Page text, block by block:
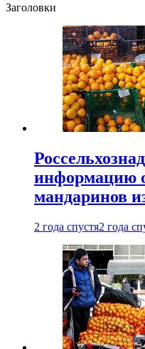
Заголовки
информацию
мандаринов
2 года спустя2 года